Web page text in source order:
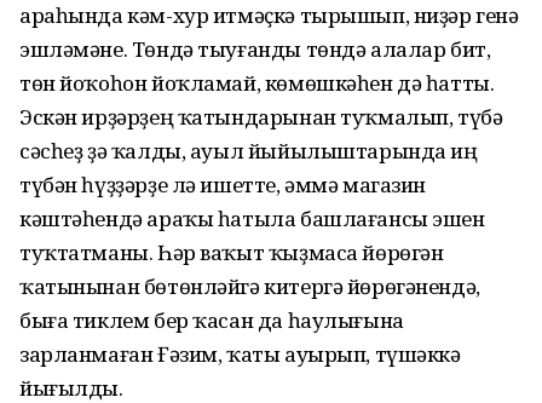
араһында кәм-хур итмәҫкә тырышып, ниҙәр генә
эшләмәне. Төндә тыуғанды төндә алалар бит,
төн йоҡоһон йоҡламай, көмөшкәһен дә һатты.
Эскән ирҙәрҙең ҡатындарынан туҡмалып, түбә
сәсһеҙ ҙә ҡалды, ауыл йыйылыштарында иң
түбән һүҙҙәрҙе лә ишетте, әммә магазин
кәштәһендә араҡы һатыла башлағансы эшен
туҡтатманы. Һәр ваҡыт ҡыҙмаса йөрөгән
ҡатынынан бөтөнләйгә китергә йөрөгәнендә,
быға тиклем бер ҡасан да һаулығына
зарланмаған Ғәзим, ҡаты ауырып, түшәккә
йығылды.